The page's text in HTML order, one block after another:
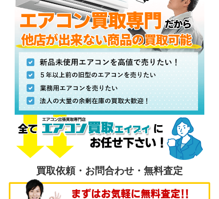
買取依頼・お問合わせ・無料査定